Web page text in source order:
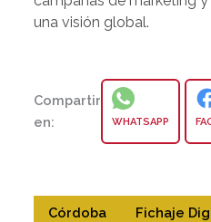
una visión global.
Compartir
en:
WHATSAPP
Córdoba Fichaje